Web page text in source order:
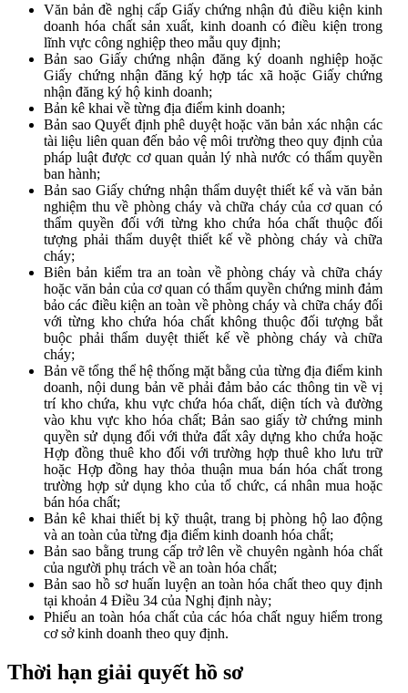
Văn bản đề nghị cấp Giấy chứng nhận đủ điều kiện kinh
doanh hóa chất sản xuất, kinh doanh có điều kiện trong
lĩnh vực công nghiệp theo mẫu quy định;
Bản sao Giấy chứng nhận đăng ký doanh nghiệp hoặc
Giấy chứng nhận đăng ký hợp tác xã hoặc Giấy chứng
nhận đăng ký hộ kinh doanh;
Bản kê khai về từng địa điểm kinh doanh;
Bản sao Quyết định phê duyệt hoặc văn bản xác nhận các
tài liệu liên quan đến bảo vệ môi trường theo quy định của
pháp luật được cơ quan quản lý nhà nước có thẩm quyền
ban hành;
Bản sao Giấy chứng nhận thẩm duyệt thiết kế và văn bản
nghiệm thu về phòng cháy và chữa cháy của cơ quan có
thẩm quyền đối với từng kho chứa hóa chất thuộc đối
tượng phải thẩm duyệt thiết kế về phòng cháy và chữa
cháy;
Biên bản kiểm tra an toàn về phòng cháy và chữa cháy
hoặc văn bản của cơ quan có thẩm quyền chứng minh đảm
bảo các điều kiện an toàn về phòng cháy và chữa cháy đối
với từng kho chứa hóa chất không thuộc đối tượng bắt
buộc phải thẩm duyệt thiết kế về phòng cháy và chữa
cháy;
Bản vẽ tổng thể hệ thống mặt bằng của từng địa điểm kinh
doanh, nội dung bản vẽ phải đảm bảo các thông tin về vị
trí kho chứa, khu vực chứa hóa chất, diện tích và đường
vào khu vực kho hóa chất; Bản sao giấy tờ chứng minh
quyền sử dụng đối với thửa đất xây dựng kho chứa hoặc
Hợp đồng thuê kho đối với trường hợp thuê kho lưu trữ
hoặc Hợp đồng hay thỏa thuận mua bán hóa chất trong
trường hợp sử dụng kho của tổ chức, cá nhân mua hoặc
bán hóa chất;
Bản kê khai thiết bị kỹ thuật, trang bị phòng hộ lao động
và an toàn của từng địa điểm kinh doanh hóa chất;
Bản sao bằng trung cấp trở lên về chuyên ngành hóa chất
của người phụ trách về an toàn hóa chất;
Bản sao hồ sơ huấn luyện an toàn hóa chất theo quy định
tại khoản 4 Điều 34 của Nghị định này;
Phiếu an toàn hóa chất của các hóa chất nguy hiểm trong
cơ sở kinh doanh theo quy định.
Thời hạn giải quyết hồ sơ